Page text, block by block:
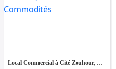
Local Commercial à Cité Zouhour, Proche de Toutes Commodités